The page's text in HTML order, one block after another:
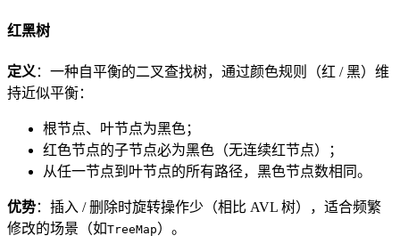
红黑树
定义 ：一种自平衡的二叉查找树，通过颜色规则（红 / 黑）维
持近似平衡：
根节点、叶节点为黑色；
红色节点的子节点必为黑色（无连续红节点）；
从任一节点到叶节点的所有路径，黑色节点数相同。
优势：插入 / 删除时旋转操作少（相比 AVL 树），适合频繁
修改的场景（如TreeMap）。